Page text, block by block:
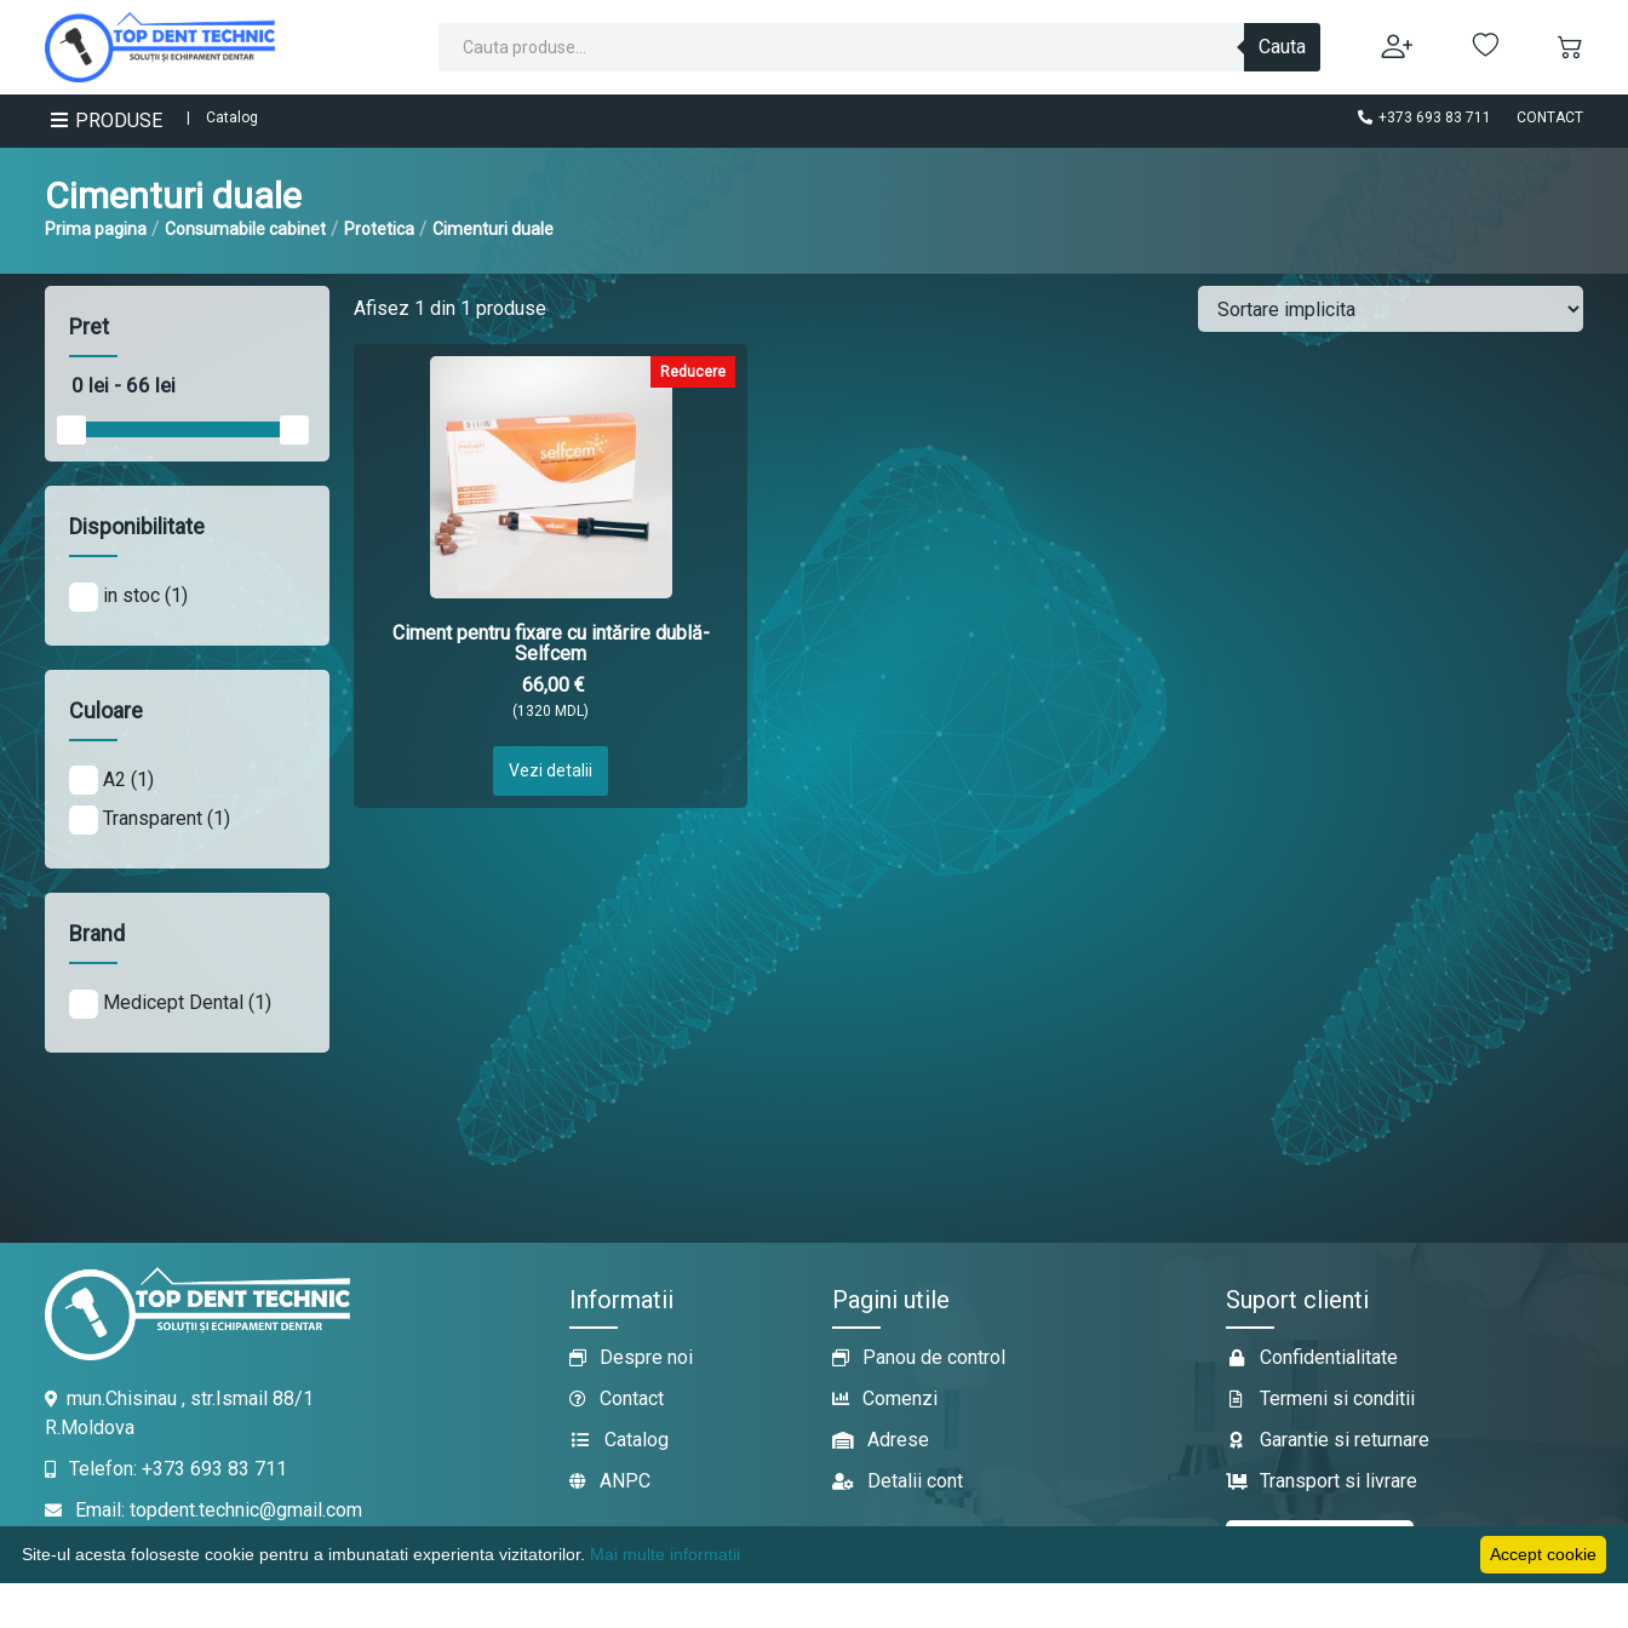
Cauta
PRODUSE Catalog +373 693 83 711 CONTACT
Cimenturi duale
Prima pagina / Consumabile cabinet / Protetica / Cimenturi duale
Pret
Disponibilitate
in stoc (1)
Culoare
A2 (1)
Transparent (1)
Brand
Medicept Dental (1)
Afisez 1 din 1 produse
Reducere
Ciment pentru fixare cu intărire dublă-
Selfcem
66,00 €
(1320 MDL)
Vezi detalii
mun.Chisinau , str.Ismail 88/1
R.Moldova
Telefon: +373 693 83 711
Email: topdent.technic@gmail.com
Informatii
Despre noi
Contact
Catalog
ANPC
Pagini utile
Panou de control
Comenzi
Adrese
Detalii cont
Suport clienti
Confidentialitate
Termeni si conditii
Garantie si returnare
Transport si livrare
Accept cookie
Site-ul acesta foloseste cookie pentru a imbunatati experienta vizitatorilor. Mai multe informatii